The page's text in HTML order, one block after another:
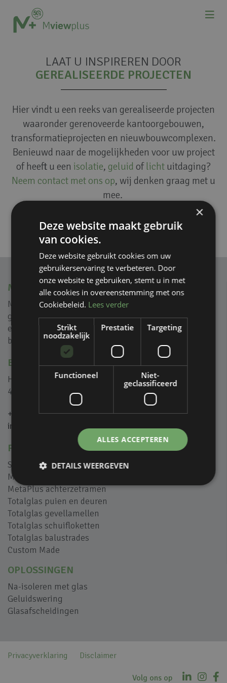
LAAT U INSPIREREN DOOR
GEREALISEERDE PROJECTEN
Hier vindt u een reeks van gerealiseerde projecten
waaronder gerenoveerde kantoorgebouwen,
transformatieprojecten en nieuwbouwcomplexen.
Benieuwd naar de mogelijkheden voor uw project
of heeft u een isolatie, geluid oflicht uitdaging?
Neem contact met ons op, wij denken graag met u
mee.
MVIEW+
Mview+ is gespecialiseerd in rank geprofileerde
glasoplossingen voor (na) isolatie, reductie van geluid
en creëren van ongeïsoleerde glazen puien voor zowel
binnen als buiten.
BEL OF MAIL ONS
Het Eek 5B
4004 LM Tiel
+31 (0)344 446 000
info@mviewplus.nl
PRODUCTEN
SilentAir geluidsschermen
M-view balkonbeglazing
MetaPlus achterzetramen
Totalglas puien en deuren
Totalglas gevellamellen
Totalglas schuifloketten
Totalglas balustrades
Custom Made
OPLOSSINGEN
Na-isoleren met glas
Geluidswering
Glasafscheidingen
Privacyverklaring Disclaimer
Volg ons op
×
Deze website maakt gebruik
van cookies.
Deze website gebruikt cookies om uw
gebruikerservaring te verbeteren. Door
onze website te gebruiken, stemt u in met
alle cookies in overeenstemming met ons
Cookiebeleid. Lees verder
Strikt
noodzakelijk
Prestatie Targeting
Functioneel
Niet-
geclassificeerd
ALLES ACCEPTEREN
DETAILS WEERGEVEN